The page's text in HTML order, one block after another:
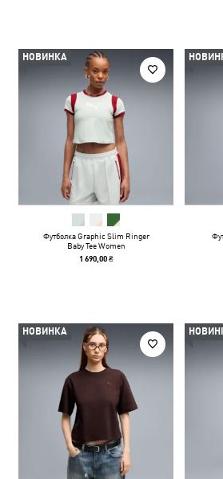
НОВИНКА
Футболка Graphic Slim Ringer
Baby Tee Women
1 690,00 ₴
НОВИНКА